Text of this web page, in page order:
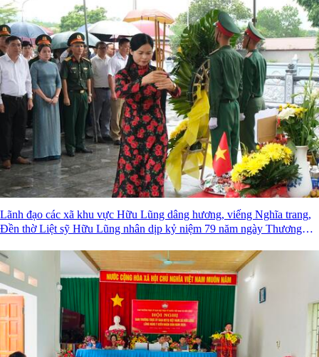
Lãnh đạo các xã khu vực Hữu Lũng dâng hương, viếng Nghĩa trang,
Đền thờ Liệt sỹ Hữu Lũng nhân dịp kỷ niệm 79 năm ngày Thương